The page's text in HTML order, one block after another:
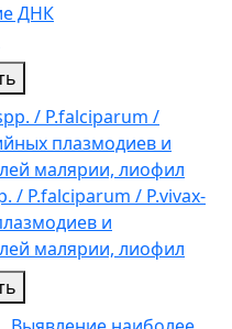
ДНК
/ P.falciparum / P.vivax-
и
малярии, лиофил